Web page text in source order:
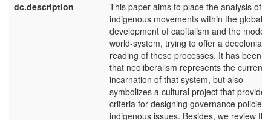
dc.description
This paper aims to place the analysis of
indigenous movements within the global
development of capitalism and the
world-system, trying to offer a decolonial
reading of these processes. It has been
that neoliberalism represents the current
incarnation of that system, but also
symbolizes a cultural project that provides
criteria for designing governance policies
indigenous issues. Besides, we review the